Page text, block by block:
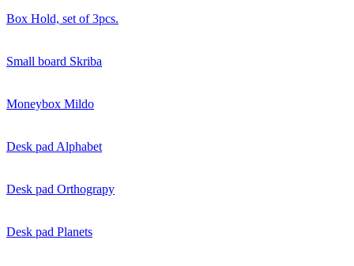
Box Hold, set of 3pcs.
Small board Skriba
Moneybox Mildo
Desk pad Alphabet
Desk pad Orthograpy
Desk pad Planets